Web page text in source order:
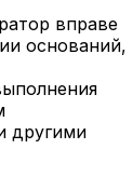
вправе
оснований,
другими